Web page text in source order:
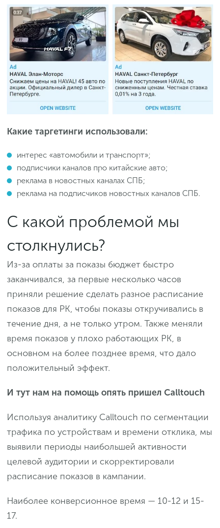
Какие таргетинги использовали:
интерес «автомобили и транспорт»;
подписчики каналов про китайские авто;
реклама в новостных каналах СПБ;
реклама на подписчиков новостных каналов СПБ.
С какой проблемой мы
столкнулись?
Из-за оплаты за показы бюджет быстро
заканчивался, за первые несколько часов
приняли решение сделать разное расписание
показов для РК, чтобы показы откручивались в
течение дня, а не только утром. Также меняли
время показов у плохо работающих РК, в
основном на более позднее время, что дало
положительный эффект.
И тут нам на помощь опять пришел Calltouch
Используя аналитику Calltouch по сегментации
трафика по устройствам и времени отклика, мы
выявили периоды наибольшей активности
целевой аудитории и скорректировали
расписание показов в кампании.
Наиболее конверсионное время — 10-12 и 15-
17.